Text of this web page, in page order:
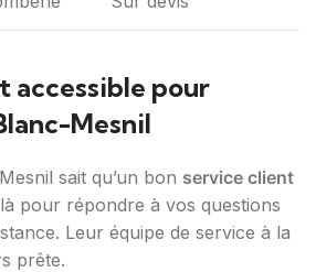
accessible pour
Mesnil
sait qu’un bon service client
pour répondre à vos questions
Leur équipe de service à la
prête.